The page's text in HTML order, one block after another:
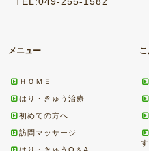
メニュー
ＨＯＭＥ
はり・きゅう治療
初めての方へ
訪問マッサージ
す